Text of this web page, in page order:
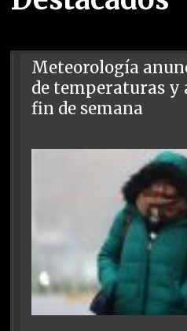
Meteorología
de temperaturas y
fin de semana